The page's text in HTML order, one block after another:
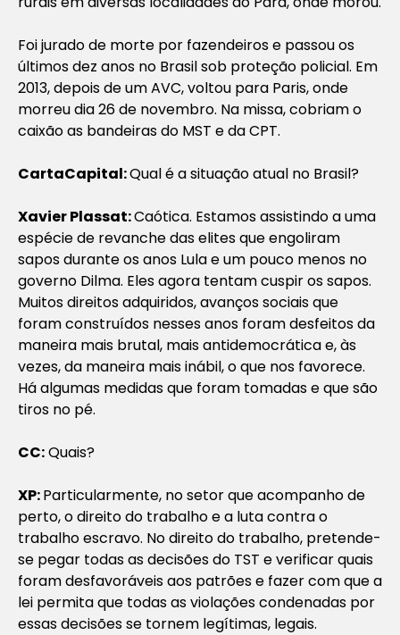
Foi jurado de morte por fazendeiros e passou os
últimos dez anos no Brasil sob proteção policial. Em
2013, depois de um AVC, voltou para Paris, onde
morreu dia 26 de novembro. Na missa, cobriam o
caixão as bandeiras do MST e da CPT.
CartaCapital:Qual é a situação atual no Brasil?
Xavier Plassat:Caótica. Estamos assistindo a uma
espécie de revanche das elites que engoliram
sapos durante os anos Lula e um pouco menos no
governo Dilma. Eles agora tentam cuspir os sapos.
Muitos direitos adquiridos, avanços sociais que
foram construídos nesses anos foram desfeitos da
maneira mais brutal, mais antidemocrática e, às
vezes, da maneira mais inábil, o que nos favorece.
Há algumas medidas que foram tomadas e que são
tiros no pé.
CC:Quais?
XP:Particularmente, no setor que acompanho de
perto, o direito do trabalho e a luta contra o
trabalho escravo. No direito do trabalho, pretende-
se pegar todas as decisões do TST e verificar quais
foram desfavoráveis aos patrões e fazer com que a
lei permita que todas as violações condenadas por
essas decisões se tornem legítimas, legais.